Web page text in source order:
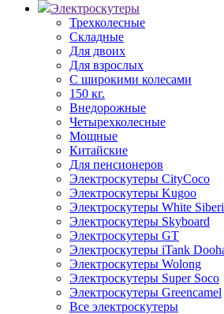
Электроскутеры
Трехколесные
Складные
Для двоих
Для взрослых
С широкими колесами
150 кг.
Внедорожные
Четырехколесные
Мощные
Китайские
Для пенсионеров
Электроскутеры CityCoco
Электроскутеры Kugoo
Электроскутеры White
Электроскутеры Skyboard
Электроскутеры GT
Электроскутеры iTank
Электроскутеры Wolong
Электроскутеры Super Soco
Электроскутеры Greencamel
Все электроскутеры